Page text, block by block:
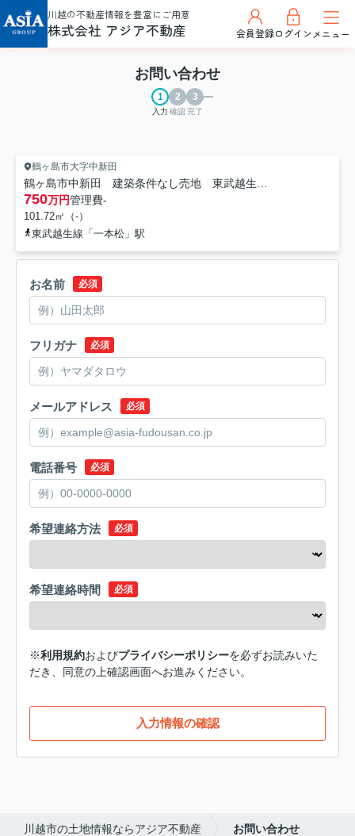
川越の不動産情報を豊富にご用意
株式会社 アジア不動産 会員登録ログインメニュー
お問い合わせ
入力 確認完了
鶴ヶ島市大字中新田
750万円管理費-
101.72㎡（-）
東武越生線「一本松」駅
お名前 必須
フリガナ 必須
メールアドレス 必須
電話番号 必須
希望連絡方法 必須
希望連絡時間 必須
※利用規約およびプライバシーポリシーを必ずお読みいた
だき、同意の上確認画面へお進みください。
入力情報の確認
川越市の土地情報ならアジア不動産 お問い合わせ